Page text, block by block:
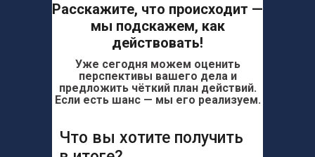
Расскажите, что происходит —
мы подскажем, как
действовать!
Что вы хотите получить
Уже сегодня можем оценить
перспективы вашего дела и
предложить чёткий план действий.
Если есть шанс — мы его реализуем.